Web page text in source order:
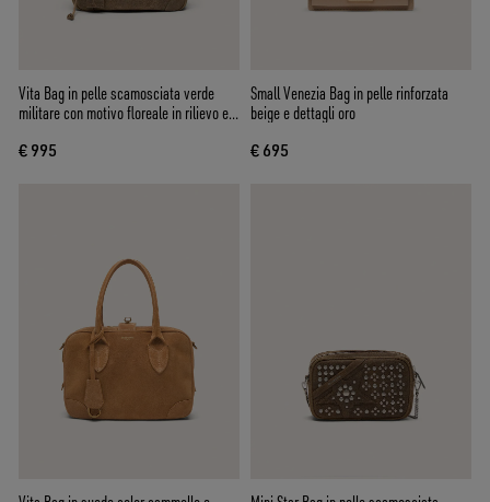
Vita Bag in pelle scamosciata verde
militare con motivo floreale in rilievo e
€ 995
Small Venezia Bag in pelle rinforzata
beige e dettagli oro
€ 695